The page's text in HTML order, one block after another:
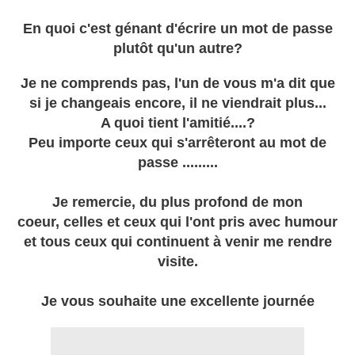
En quoi c'est génant d'écrire un mot de passe
plutôt qu'un autre?
Je ne comprends pas, l'un de vous m'a dit que
si je changeais encore, il ne viendrait plus...
A quoi tient l'amitié....?
Peu importe ceux qui s'arrêteront au mot de
passe .........
Je remercie, du plus profond de mon
coeur, celles et ceux qui l'ont pris avec humour
et tous ceux qui continuent à venir me rendre
visite.
Je vous souhaite une excellente journée